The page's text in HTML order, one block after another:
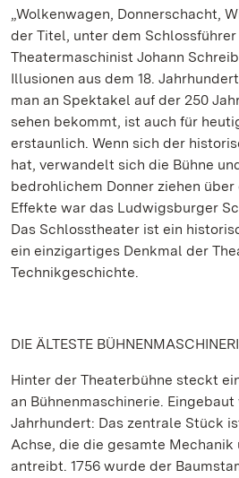
„Wolkenwagen, Donnerschacht,
der Titel, unter dem
Theatermaschinist Johann
Illusionen aus dem 18.
man an Spektakel auf der 250
sehen bekommt, ist auch für
erstaunlich. Wenn sich der
hat, verwandelt sich die Bühne
bedrohlichem Donner ziehen über
Effekte war das Ludwigsburger
Das Schlosstheater ist ein
ein einzigartiges Denkmal der
Technikgeschichte.
DIE ÄLTESTE
Hinter der Theaterbühne steckt
an Bühnenmaschinerie. Eingebaut
Jahrhundert: Das zentrale Stück
Achse, die die gesamte Mechanik
antreibt. 1756 wurde der